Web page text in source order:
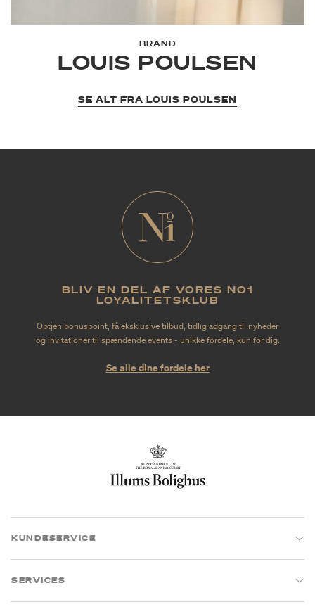
BRAND
LOUIS POULSEN
SE ALT FRA LOUIS POULSEN
BLIV EN DEL AF VORES NO1
LOYALITETSKLUB
Optjen bonuspoint, få eksklusive tilbud, tidlig adgang til nyheder
og invitationer til spændende events - unikke fordele, kun for dig.
Se alle dine fordele her
KUNDESERVICE
SERVICES